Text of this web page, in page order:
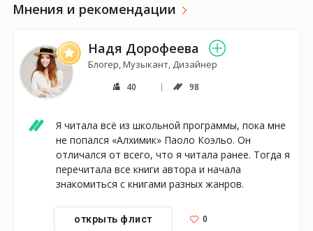
Мнения и рекомендации
Надя Дорофеева
Блогер, Музыкант, Дизайнер
40 98
Я читала всё из школьной программы, пока мне
не попался «Алхимик» Паоло Коэльо. Он
отличался от всего, что я читала ранее. Тогда я
перечитала все книги автора и начала
знакомиться с книгами разных жанров.
открыть флист 0